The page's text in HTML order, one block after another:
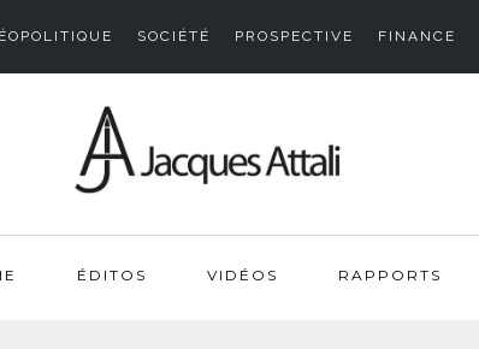
SOCIÉTÉ PROSPECTIVE FINANCE
ÉDITOS VIDÉOS RAPPORTS